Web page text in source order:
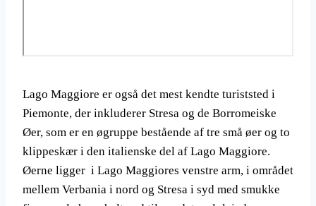
Lago Maggiore er også det mest kendte turiststed i
Piemonte, der inkluderer Stresa og de Borromeiske
Øer, som er en øgruppe bestående af tre små øer og to
klippeskær i den italienske del af Lago Maggiore.
Øerne ligger i Lago Maggiores venstre arm, i området
mellem Verbania i nord og Stresa i syd med smukke